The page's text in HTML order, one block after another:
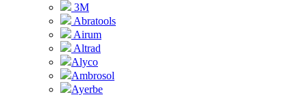
3M
Abratools
Airum
Altrad
Alyco
Ambrosol
Ayerbe